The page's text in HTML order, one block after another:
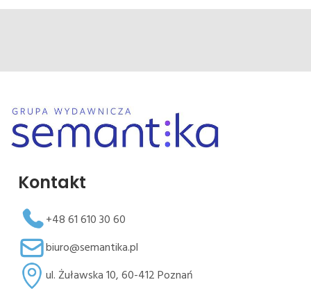
Kontakt
+48 61 610 30 60
biuro@semantika.pl
ul. Żuławska 10, 60-412 Poznań